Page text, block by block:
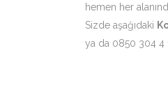
hemen her
Sizde aşağıdaki
ya da 0850 304 4